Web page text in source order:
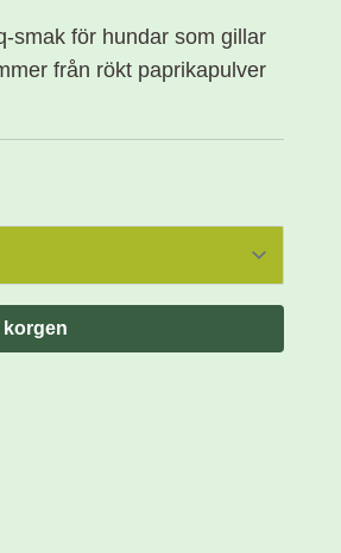
smak för hundar som gillar
från rökt paprikapulver
korgen